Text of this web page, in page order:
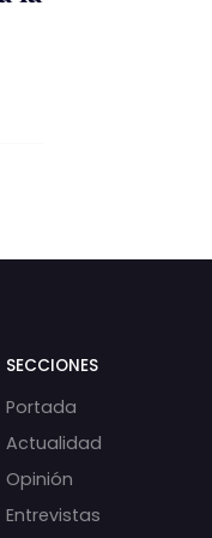
SECCIONES
Portada
Actualidad
Opinión
Entrevistas